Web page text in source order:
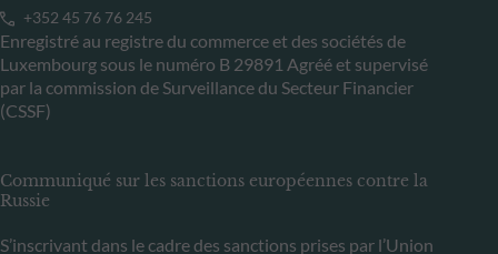
+352 45 76 76 245
Enregistré au registre du commerce et des sociétés de
Luxembourg sous le numéro B 29891 Agréé et supervisé
par la commission de Surveillance du Secteur Financier
(CSSF)
Communiqué sur les sanctions européennes contre la
Russie
S’inscrivant dans le cadre des sanctions prises par l’Union